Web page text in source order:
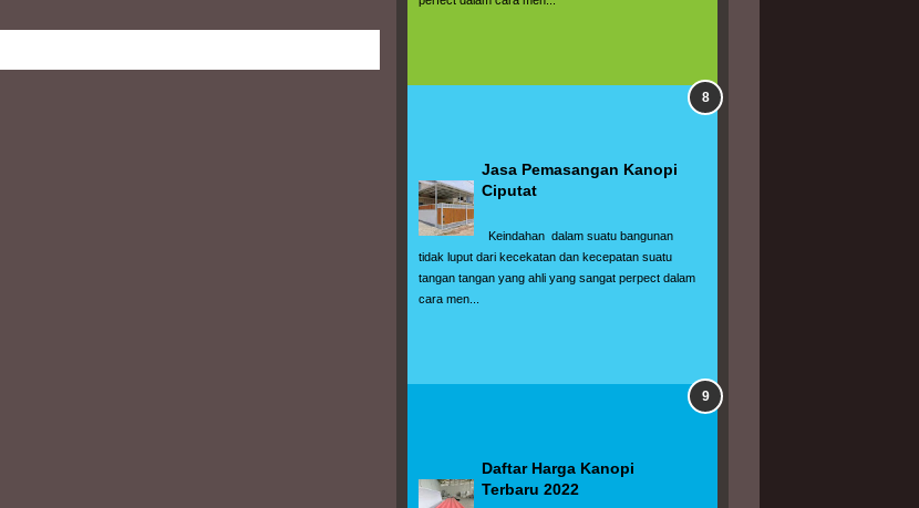
Jasa Pemasangan Kanopi
Ciputat
Keindahan  dalam suatu bangunan
tidak luput dari kecekatan dan kecepatan suatu
tangan tangan yang ahli yang sangat perpect dalam
cara men...
Daftar Harga Kanopi
Terbaru 2022